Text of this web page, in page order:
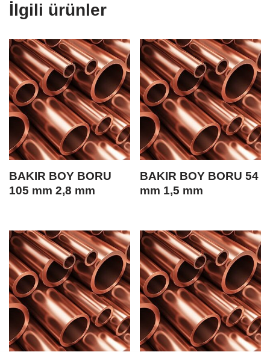
İlgili ürünler
BAKIR BOY BORU
105 mm 2,8 mm
BAKIR BOY BORU 54
mm 1,5 mm